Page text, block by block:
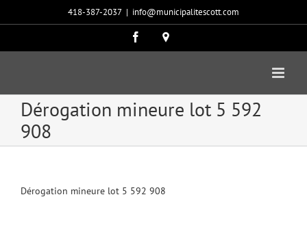
418-387-2037 | info@municipalitescott.com
Facebook
Carte
Dérogation mineure lot 5 592
908
Dérogation mineure lot 5 592 908